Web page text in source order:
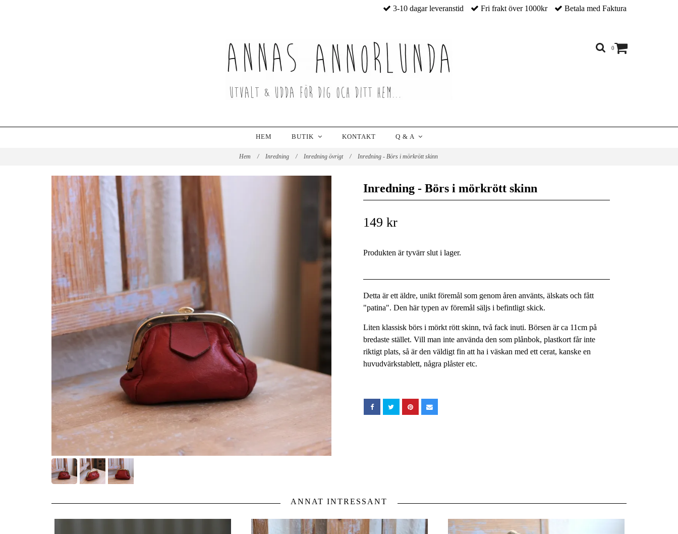
3-10 dagar leveranstid Fri frakt över 1000kr Betala med Faktura
0
HEM BUTIK KONTAKT Q & A
Hem / Inredning / Inredning övrigt / Inredning - Börs i mörkrött skinn
Inredning - Börs i mörkrött skinn
149 kr
Produkten är tyvärr slut i lager.
Detta är ett äldre, unikt föremål som genom åren använts, älskats och fått
"patina". Den här typen av föremål säljs i befintligt skick.
Liten klassisk börs i mörkt rött skinn, två fack inuti. Börsen är ca 11cm på
bredaste stället. Vill man inte använda den som plånbok, plastkort får inte
riktigt plats, så är den väldigt fin att ha i väskan med ett cerat, kanske en
huvudvärkstablett, några plåster etc.
ANNAT INTRESSANT